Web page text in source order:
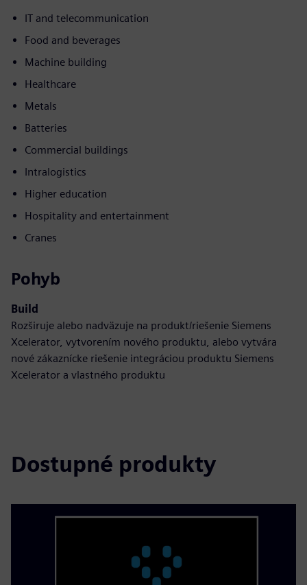
IT and telecommunication
Food and beverages
Machine building
Healthcare
Metals
Batteries
Commercial buildings
Intralogistics
Higher education
Hospitality and entertainment
Cranes
Pohyb
Build
Rozširuje alebo nadväzuje na produkt/riešenie Siemens
Xcelerator, vytvorením nového produktu, alebo vytvára
nové zákaznícke riešenie integráciou produktu Siemens
Xcelerator a vlastného produktu
Dostupné produkty